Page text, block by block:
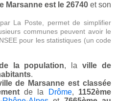
Marsanne est le 26740et son
La Poste, permet de simplifier
communes peuvent avoir le
pour les statistiques (un code
la population, laville de
.
de Marsanne est classée
de la Drôme, 1152ème